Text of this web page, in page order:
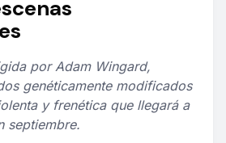
por Adam Wingard,
genéticamente modificados
y frenética que llegará a
septiembre.